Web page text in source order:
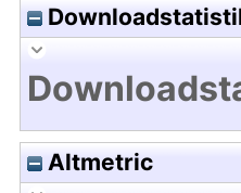
Altmetric